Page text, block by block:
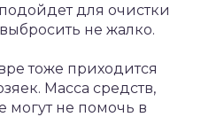
для очистки
не жалко.
тоже приходится
Масса средств,
могут не помочь в